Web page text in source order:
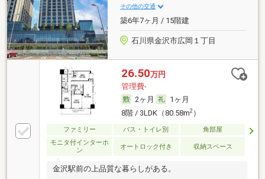
その他の交通
築6年7ヶ月 / 15階建
石川県金沢市広岡１丁目
26.50万円
管理費-
2ヶ月
1ヶ月
8階 / 3LDK（80.58m2）
ファミリー バス・トイレ別
角部屋
モニタ付インターホ
ン
オートロック付き 収納スペース
金沢駅前の上品質な暮らしがある。